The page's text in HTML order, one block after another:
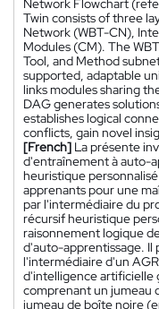
Twin consists of three
Network (WBT-CN),
Modules (CM). The
Tool, and Method
supported, adaptable
links modules sharing
DAG generates
establishes logical
conflicts, gain novel
[French] La présente
d'entraînement à auto-
heuristique
apprenants pour une
par l'intermédiaire du
récursif heuristique
raisonnement logique
d'auto-apprentissage.
l'intermédiaire d'un
d'intelligence artificielle
comprenant un jumeau
jumeau de boîte noire